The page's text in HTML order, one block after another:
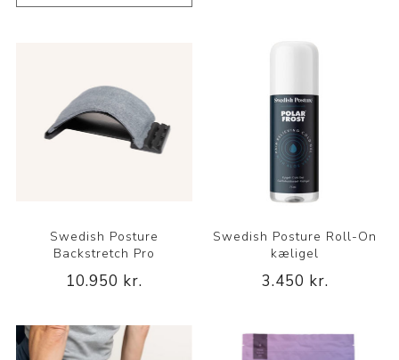
Swedish Posture
Backstretch Pro
10.950 kr.
Swedish Posture Roll-On
kæligel
3.450 kr.